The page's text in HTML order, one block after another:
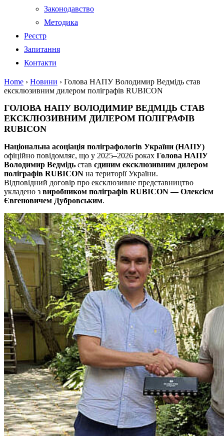
Законодавство
Методика
Реєстр
Запитання
Контакти
Home › Новини › Голова НАПУ Володимир Ведмідь став
ексклюзивним дилером поліграфів RUBICON
ГОЛОВА НАПУ ВОЛОДИМИР ВЕДМІДЬ СТАВ
ЕКСКЛЮЗИВНИМ ДИЛЕРОМ ПОЛІГРАФІВ
RUBICON
Національна асоціація поліграфологів України (НАПУ)
офіційно повідомляє, що у 2025–2026 роках Голова НАПУ
Володимир Ведмідь став єдиним ексклюзивним дилером
поліграфів RUBICON на території України.
Відповідний договір про ексклюзивне представництво
укладено з виробником поліграфів RUBICON — Олексієм
Євгеновичем Дубровським.